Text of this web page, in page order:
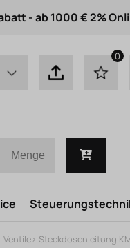
- ab 1000 € 2%
0
> Steckdosenleitung